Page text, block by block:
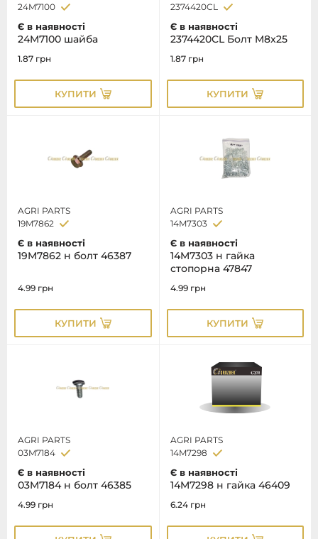
24M7100
Є в наявності
24M7100 шайба
1.87 грн
КУПИТИ
2374420CL
Є в наявності
2374420CL Болт M8x25
1.87 грн
КУПИТИ
AGRI PARTS
19M7862
Є в наявності
19M7862 н болт 46387
4.99 грн
КУПИТИ
AGRI PARTS
14M7303
Є в наявності
14M7303 н гайка
стопорна 47847
4.99 грн
КУПИТИ
AGRI PARTS
03M7184
Є в наявності
03M7184 н болт 46385
4.99 грн
AGRI PARTS
14M7298
Є в наявності
14M7298 н гайка 46409
6.24 грн